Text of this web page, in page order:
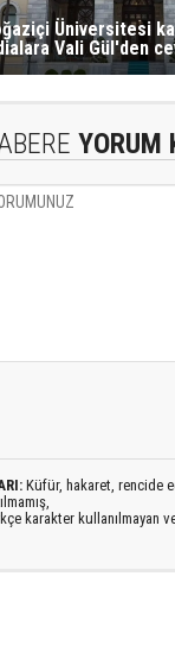
Üniversitesi
Vali Gül'den
YORUM
Küfür, hakaret, rencide
karakter kullanılmayan